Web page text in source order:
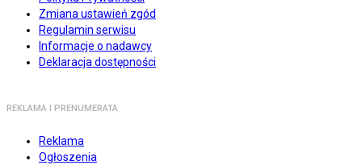
Zmiana ustawień zgód
Regulamin serwisu
Informacje o nadawcy
Deklaracja dostępności
REKLAMA I PRENUMERATA
Reklama
Ogłoszenia